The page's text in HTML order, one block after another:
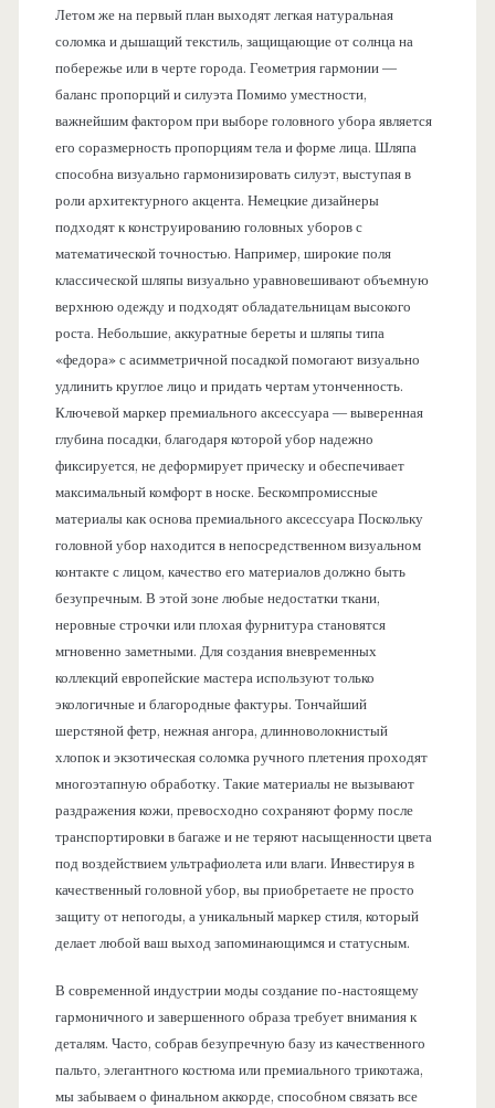
Летом же на первый план выходят легкая натуральная
соломка и дышащий текстиль, защищающие от солнца на
побережье или в черте города. Геометрия гармонии —
баланс пропорций и силуэта Помимо уместности,
важнейшим фактором при выборе головного убора является
его соразмерность пропорциям тела и форме лица. Шляпа
способна визуально гармонизировать силуэт, выступая в
роли архитектурного акцента. Немецкие дизайнеры
подходят к конструированию головных уборов с
математической точностью. Например, широкие поля
классической шляпы визуально уравновешивают объемную
верхнюю одежду и подходят обладательницам высокого
роста. Небольшие, аккуратные береты и шляпы типа
«федора» с асимметричной посадкой помогают визуально
удлинить круглое лицо и придать чертам утонченность.
Ключевой маркер премиального аксессуара — выверенная
глубина посадки, благодаря которой убор надежно
фиксируется, не деформирует прическу и обеспечивает
максимальный комфорт в носке. Бескомпромиссные
материалы как основа премиального аксессуара Поскольку
головной убор находится в непосредственном визуальном
контакте с лицом, качество его материалов должно быть
безупречным. В этой зоне любые недостатки ткани,
неровные строчки или плохая фурнитура становятся
мгновенно заметными. Для создания вневременных
коллекций европейские мастера используют только
экологичные и благородные фактуры. Тончайший
шерстяной фетр, нежная ангора, длинноволокнистый
хлопок и экзотическая соломка ручного плетения проходят
многоэтапную обработку. Такие материалы не вызывают
раздражения кожи, превосходно сохраняют форму после
транспортировки в багаже и не теряют насыщенности цвета
под воздействием ультрафиолета или влаги. Инвестируя в
качественный головной убор, вы приобретаете не просто
защиту от непогоды, а уникальный маркер стиля, который
делает любой ваш выход запоминающимся и статусным.
В современной индустрии моды создание по-настоящему
гармоничного и завершенного образа требует внимания к
деталям. Часто, собрав безупречную базу из качественного
пальто, элегантного костюма или премиального трикотажа,
мы забываем о финальном аккорде, способном связать все